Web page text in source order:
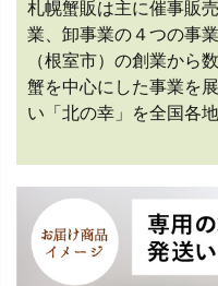
札幌蟹販は主に催事販
業、卸事業の４つの事
（根室市）の創業から
蟹を中心にした事業を
い「北の幸」を全国各